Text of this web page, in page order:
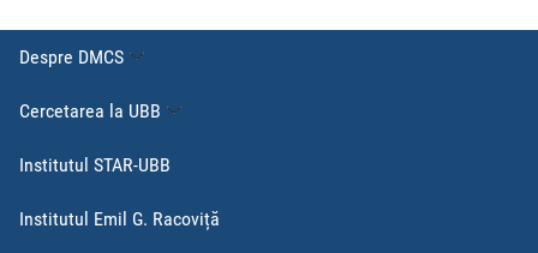
Despre DMCS
Cercetarea la UBB
Institutul STAR-UBB
Institutul Emil G. Racoviță